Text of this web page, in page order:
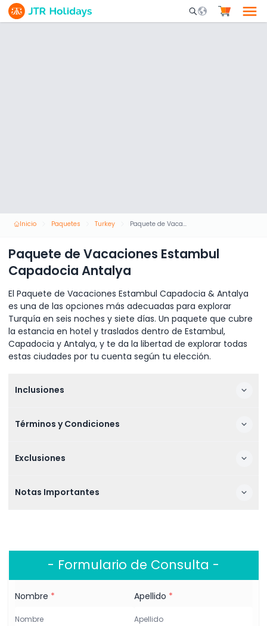
Mobile Search
Inicio Paquetes Turkey Paquete de Vacaciones Estambul Capadocia Antalya
Paquete de Vacaciones Estambul
Capadocia Antalya
El Paquete de Vacaciones Estambul Capadocia & Antalya
es una de las opciones más adecuadas para explorar
Turquía en seis noches y siete días. Un paquete que cubre
la estancia en hotel y traslados dentro de Estambul,
Capadocia y Antalya, y te da la libertad de explorar todas
estas ciudades por tu cuenta según tu elección.
Inclusiones
Términos y Condiciones
Exclusiones
Notas Importantes
- Formulario de Consulta -
Nombre * Apellido *